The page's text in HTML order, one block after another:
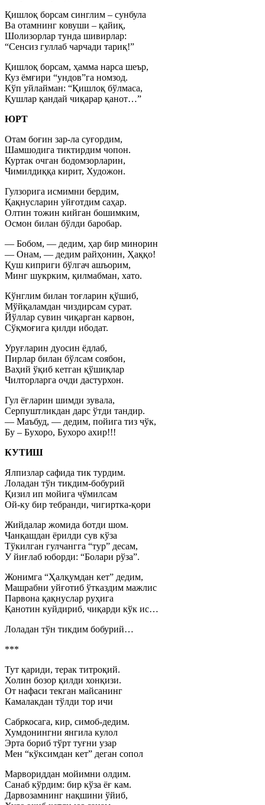
Қишлоқ борсам синглим – сунбула
Ва отамнинг ковуши – қайиқ,
Шолизорлар тунда шивирлар:
“Сенсиз гуллаб чарчади тариқ!”
Қишлоқ борсам, ҳамма нарса шеър,
Куз ёмғири “ундов”га номзод.
Кўп уйлайман: “Қишлоқ бўлмаса,
Қушлар қандай чиқарар қанот…”
ЮРТ
Отам боғин зар-ла суғордим,
Шамшодига тиктирдим чопон.
Куртак очган бодомзорларин,
Чимилдиққа кирит, Художон.
Гулзорига исмимни бердим,
Қақнусларин уйғотдим саҳар.
Олтин тожин кийган бошимким,
Осмон билан бўлди баробар.
— Бобом, — дедим, ҳар бир минорин
— Онам, — дедим райҳонин, Ҳаққо!
Қуш киприги бўлгач ашъорим,
Минг шукрким, қилмабман, хато.
Кўнглим билан тоғларин қўшиб,
Мўйқаламдан чиздирсам сурат.
Йўллар сувин чиқарган карвон,
Сўқмоғига қилди ибодат.
Уруғларин дуосин ёдлаб,
Пирлар билан бўлсам соябон,
Ваҳий ўқиб кетган қўшиқлар
Чилторларга очди дастурхон.
Гул ёғларин шимди зувала,
Серпуштликдан дарс ўтди тандир.
— Маъбуд, — дедим, пойига тиз чўк,
Бу – Бухоро, Бухоро ахир!!!
КУТИШ
Ялпизлар сафида тик турдим.
Лоладан тўн тикдим-бобурий
Қизил ип мойига чўмилсам
Ой-ку бир тебранди, чигиртка-қори
Жийдалар жомида ботди шом.
Чанқашдан ёрилди сув кўза
Тўкилган гулчангга “тур” десам,
У йиғлаб юборди: “Болари рўза”.
Жонимга “Ҳалқумдан кет” дедим,
Машрабни уйғотиб ўтказдим мажлис
Парвона қақнуслар руҳига
Қанотин куйдириб, чиқарди кўк ис…
Лоладан тўн тикдим бобурий…
***
Тут қариди, терак титроқий.
Холин бозор қилди хонқизи.
От нафаси текган майсанинг
Камалакдан тўлди тор ичи
Сабркосага, кир, симоб-дедим.
Хумдонингни янгила кулол
Эрта бориб тўрт туғни узар
Мен “кўксимдан кет” деган сопол
Марвориддан мойимни олдим.
Санаб кўрдим: бир кўза ёғ кам.
Дарвозамнинг нақшини ўйиб,